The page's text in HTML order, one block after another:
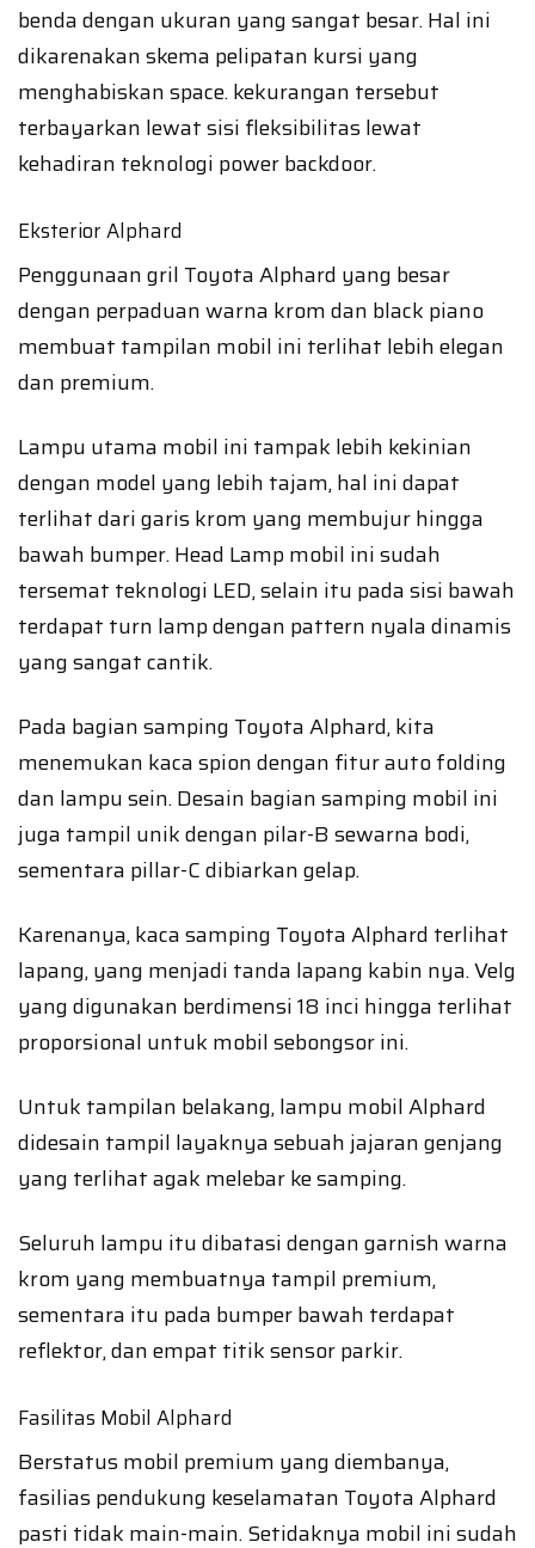
benda dengan ukuran yang sangat besar. Hal ini
dikarenakan skema pelipatan kursi yang
menghabiskan space. kekurangan tersebut
terbayarkan lewat sisi fleksibilitas lewat
kehadiran teknologi power backdoor.
Eksterior Alphard
Penggunaan gril Toyota Alphard yang besar
dengan perpaduan warna krom dan black piano
membuat tampilan mobil ini terlihat lebih elegan
dan premium.
Lampu utama mobil ini tampak lebih kekinian
dengan model yang lebih tajam, hal ini dapat
terlihat dari garis krom yang membujur hingga
bawah bumper. Head Lamp mobil ini sudah
tersemat teknologi LED, selain itu pada sisi bawah
terdapat turn lamp dengan pattern nyala dinamis
yang sangat cantik.
Pada bagian samping Toyota Alphard, kita
menemukan kaca spion dengan fitur auto folding
dan lampu sein. Desain bagian samping mobil ini
juga tampil unik dengan pilar-B sewarna bodi,
sementara pillar-C dibiarkan gelap.
Karenanya, kaca samping Toyota Alphard terlihat
lapang, yang menjadi tanda lapang kabin nya. Velg
yang digunakan berdimensi 18 inci hingga terlihat
proporsional untuk mobil sebongsor ini.
Untuk tampilan belakang, lampu mobil Alphard
didesain tampil layaknya sebuah jajaran genjang
yang terlihat agak melebar ke samping.
Seluruh lampu itu dibatasi dengan garnish warna
krom yang membuatnya tampil premium,
sementara itu pada bumper bawah terdapat
reflektor, dan empat titik sensor parkir.
Fasilitas Mobil Alphard
Berstatus mobil premium yang diembanya,
fasilias pendukung keselamatan Toyota Alphard
pasti tidak main-main. Setidaknya mobil ini sudah